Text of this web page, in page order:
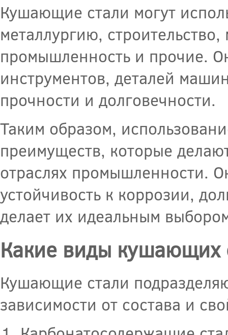
Кушающие стали могут
металлургию,
промышленность и прочие.
инструментов, деталей
прочности и долговечности.
Таким образом,
преимуществ, которые
отраслях промышленности.
устойчивость к коррозии,
делает их идеальным
Какие виды кушающих
Кушающие стали
зависимости от состава и